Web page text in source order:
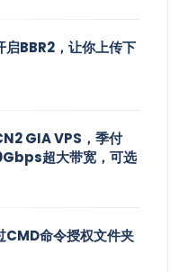
BBR2，让你上传下
GIA VPS，季付
超大带宽，可选
命令授权文件夹